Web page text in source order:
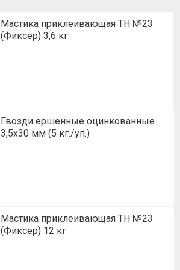
Мастика приклеивающая ТН №23
(Фиксер) 3,6 кг
Гвозди ершенные оцинкованные
3,5х30 мм (5 кг./уп.)
Мастика приклеивающая ТН №23
(Фиксер) 12 кг